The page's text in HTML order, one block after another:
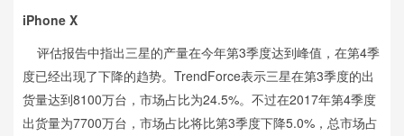
iPhone X
评估报告中指出三星的产量在今年第3季度达到峰值，在第4季
度已经出现了下降的趋势。TrendForce表示三星在第3季度的出
货量达到8100万台，市场占比为24.5%。不过在2017年第4季度
出货量为7700万台，市场占比将比第3季度下降5.0%，总市场占